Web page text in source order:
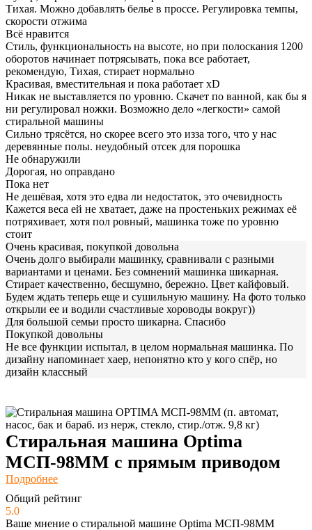
Тихая. Можно добавлять белье в проссе. Регулировка темпы,
скорости отжима
Всё нравится
Стиль, функциональность на высоте, но при полоскания 1200
оборотов начинает потрясывать, пока все работает,
рекомендую, Тихая, стирает нормально
Красивая, вместительная и пока работает xD
Никак не выставляется по уровню. Скачет по ванной, как бы я
ни регулировал ножки. Возможно дело «легкости» самой
стиральной машины
Сильно трясётся, но скорее всего это изза того, что у нас
деревянные полы. неудобный отсек для порошка
Не обнаружили
Дорогая, но оправдано
Пока нет
Не дешёвая, хотя это едва ли недостаток, это очевидность
Кажется веса ей не хватает, даже на простеньких режимах её
потряхивает, хотя пол ровный, машинка тоже по уровню
стоит
Очень красивая, покупкой довольна
Очень долго выбирали машинку, сравнивали с разными
вариантами и ценами. Без сомнений машинка шикарная.
Стирает качественно, бесшумно, бережно. Цвет кайфовый.
Будем ждать теперь еще и сушильную машину. На фото только
открыли ее и водили счастливые хороводы вокруг))
Для большой семьи просто шикарна. Спасибо
Покупкой довольны
Не все функции испытал, в целом нормальная машинка. По
дизайну напоминает хаер, непонятно кто у кого спёр, но
дизайн классный
Стиральная машина Optima
МСП-98ММ с прямым приводом
Подробнее
Общий рейтинг
5.0
Ваше мнение о стиральной машине Optima МСП-98ММ